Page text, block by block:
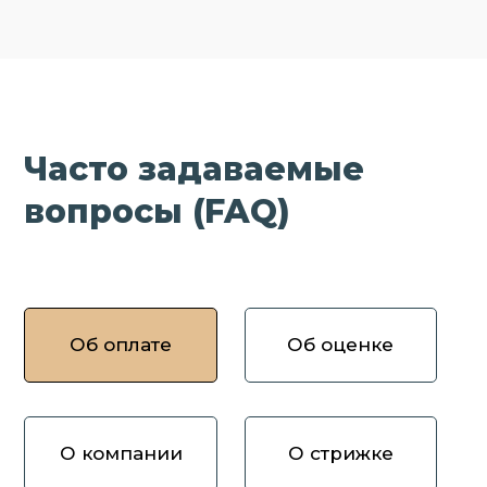
Часто задаваемые
вопросы (FAQ)
Об оплате Об оценке
О компании О стрижке